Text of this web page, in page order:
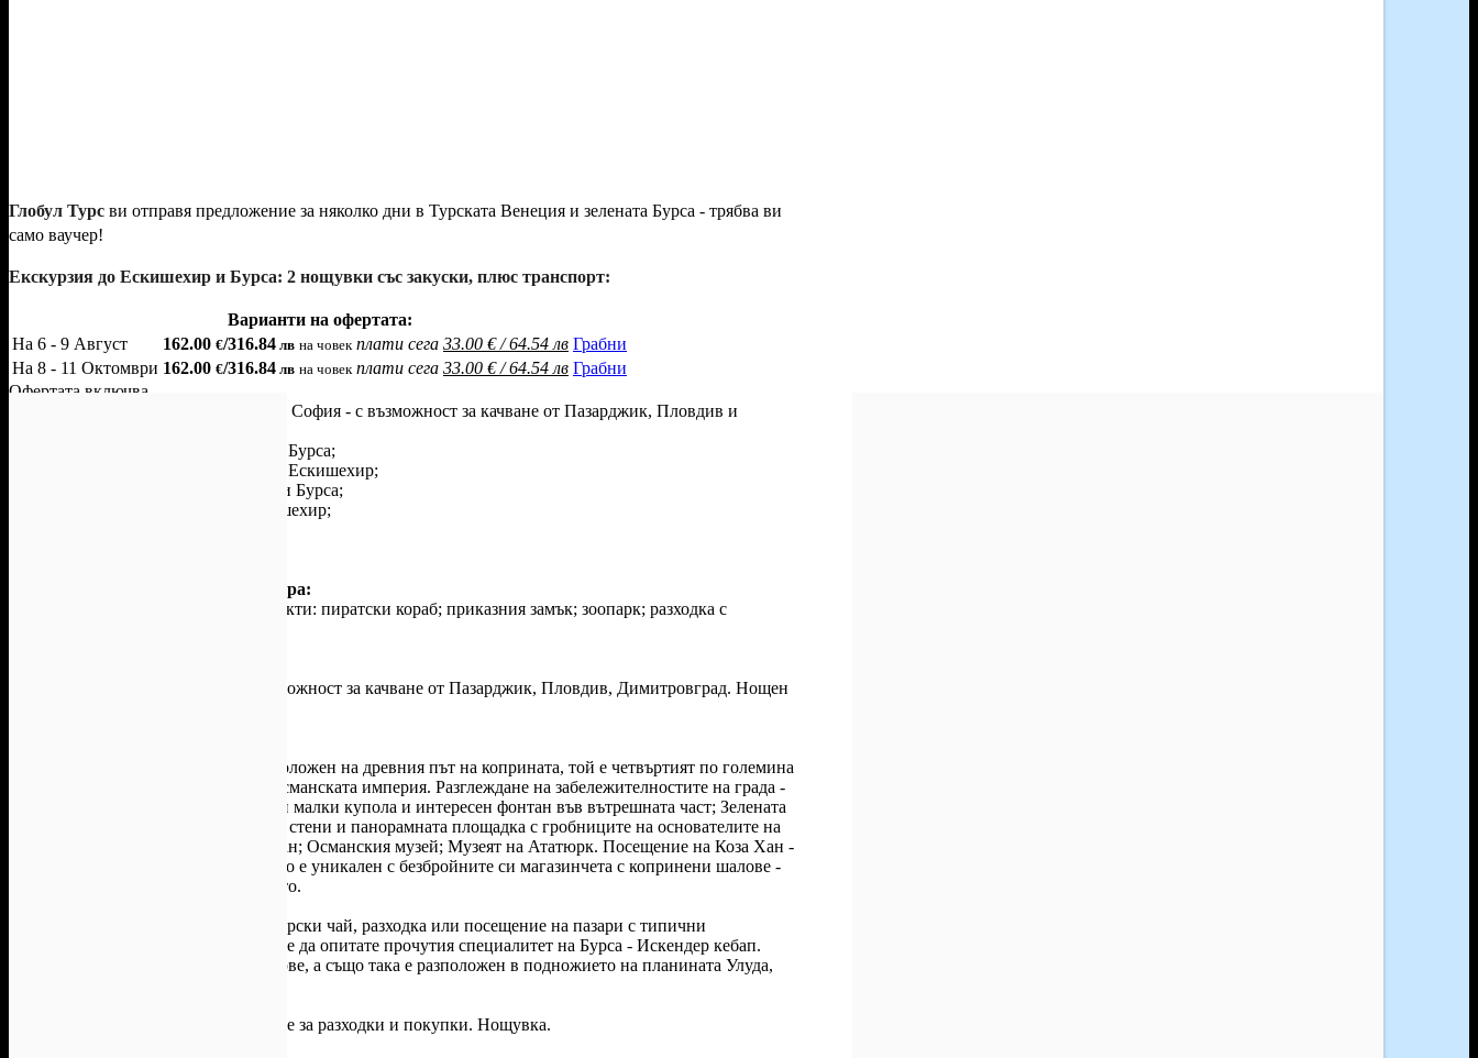
Глобул Турс ви отправя предложение за няколко дни в Турската Венеция и зелената Бурса - трябва ви
само ваучер!
Екскурзия до Ескишехир и Бурса: 2 нощувки със закуски, плюс транспорт:
Варианти на офертата:
На 6 - 9 Август
162.00 €/316.84 лв на човек плати сега 33.00 € / 64.54 лв Грабни
На 8 - 11 Октомври 162.00 €/316.84 лв на човек плати сега 33.00 € / 64.54 лв Грабни
Офертата включва
• Транспорт с лицензиран автобус от София - с възможност за качване от Пазарджик, Пловдив и
• 1 нощувка със закуски в хотел 3* в Бурса;
• 1 нощувка със закуски в хотел 3* в Ескишехир;
• Пешеходна разходка в Ескишехир и Бурса;
• Посещение на парк Сазова в Ескишехир;
Срещу доплащане към туроператора:
• Входни такси на посещаваните обекти: пиратски кораб; приказния замък; зоопарк; разходка с
Отпътуване от София в 19:30ч. Възможност за качване от Пазарджик, Пловдив, Димитровград. Нощен
Сутринта пристигане в Бурса - разположен на древния път на коприната, той е четвъртият по големина
град в Турция и първа столица на Османската империя. Разглеждане на забележителностите на града -
известната Улу Джами с 20 блестящи малки купола и интересен фонтан във вътрешната част; Зелената
джамия; градския парк; крепостните стени и панорамната площадка с гробниците на основателите на
Османската империя - Осман и Орхан; Османския музей; Музеят на Ататюрк. Посещение на Коза Хан -
"известният път на коприната", който е уникален с безбройните си магазинчета с копринени шалове -
истинско произведение на изкуството.
Свободно време за чаша ароматен турски чай, разходка или посещение на пазари с типични
ориенталски стоки и сувенири. Може да опитате прочутия специалитет на Бурса - Искендер кебап.
Градът е изпълнен с градини и паркове, а също така е разположен в подножието на планината Улуда,
Настаняване в хотел. Свободно време за разходки и покупки. Нощувка.